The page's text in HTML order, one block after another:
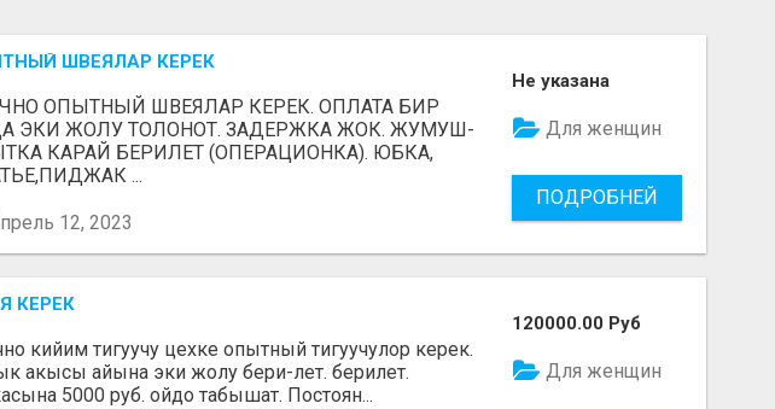
ШВЕЯЛАР КЕРЕК
ОПЫТНЫЙ ШВЕЯЛАР КЕРЕК. ОПЛАТА БИР
ЭКИ ЖОЛУ ТОЛОНОТ. ЗАДЕРЖКА ЖОК. ЖУМУШ-
КАРАЙ БЕРИЛЕТ (ОПЕРАЦИОНКА). ЮБКА,
...
12, 2023
Не указана
Для женщин
ПОДРОБНЕЙ
КЕРЕК
кийим тигуучу цехке опытный тигуучулор керек.
акысы айына эки жолу бери-лет. берилет.
5000 руб. ойдо табышат. Постоян...
120000.00 Руб
Для женщин